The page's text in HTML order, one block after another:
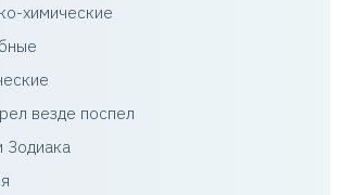
химические
везде поспел
Зодиака